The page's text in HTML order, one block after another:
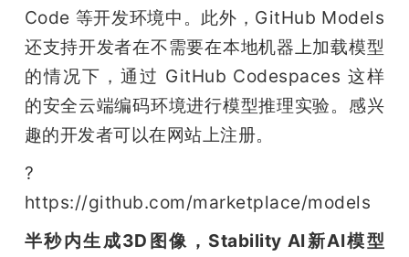
Code 等开发环境中。此外，GitHub Models
还支持开发者在不需要在本地机器上加载模型
的情况下，通过 GitHub Codespaces 这样
的安全云端编码环境进行模型推理实验。感兴
趣的开发者可以在网站上注册。
?
https://github.com/marketplace/models
半秒内生成3D图像，Stability AI新AI模型